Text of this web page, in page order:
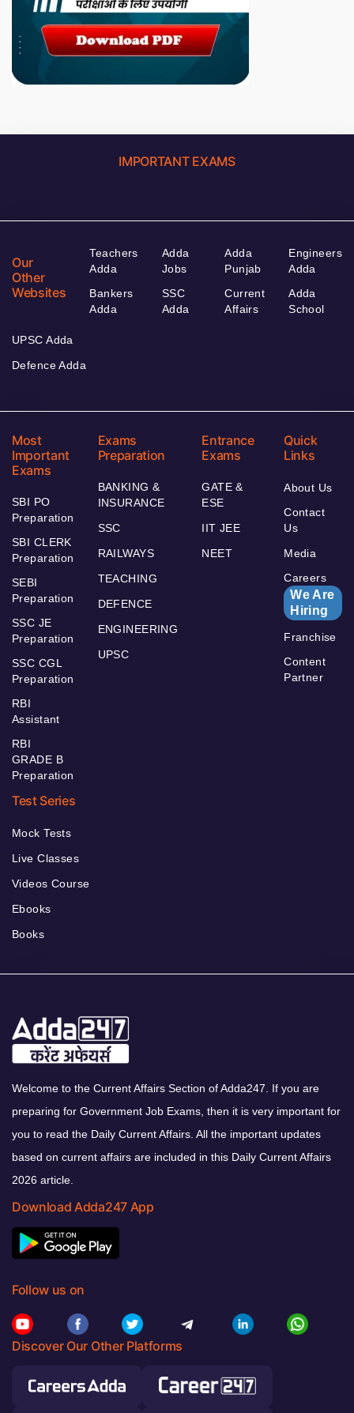
IMPORTANT EXAMS
Our
Other
Websites
Teachers
Adda
Bankers
Adda
Adda
Jobs
SSC
Adda
Adda
Punjab
Current
Affairs
Engineers
Adda
Adda
School
UPSC Adda
Defence Adda
Most
Important
Exams
SBI PO
Preparation
SBI CLERK
Preparation
SEBI
Preparation
SSC JE
Preparation
SSC CGL
Preparation
RBI
Assistant
RBI
GRADE B
Preparation
Exams
Preparation
BANKING &
INSURANCE
SSC
RAILWAYS
TEACHING
DEFENCE
ENGINEERING
UPSC
Entrance
Exams
GATE &
ESE
IIT JEE
NEET
Quick
Links
About Us
Contact
Us
Media
Careers
We Are
Hiring
Franchise
Content
Partner
Test Series
Mock Tests
Live Classes
Videos Course
Ebooks
Books
Welcome to the Current Affairs Section of Adda247. If you are
preparing for Government Job Exams, then it is very important for
you to read the Daily Current Affairs. All the important updates
based on current affairs are included in this Daily Current Affairs
2026 article.
Download Adda247 App
Follow us on
Discover Our Other Platforms